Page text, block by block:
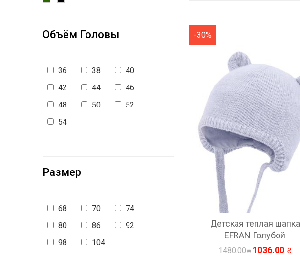
Объём Головы
36 38
40
42
44
46
48
50
52
54
Размер
68 70
74
80
86
92
98
104
-30%
Детская теплая шапка
EFRAN Голубой
1480.00 1036.00